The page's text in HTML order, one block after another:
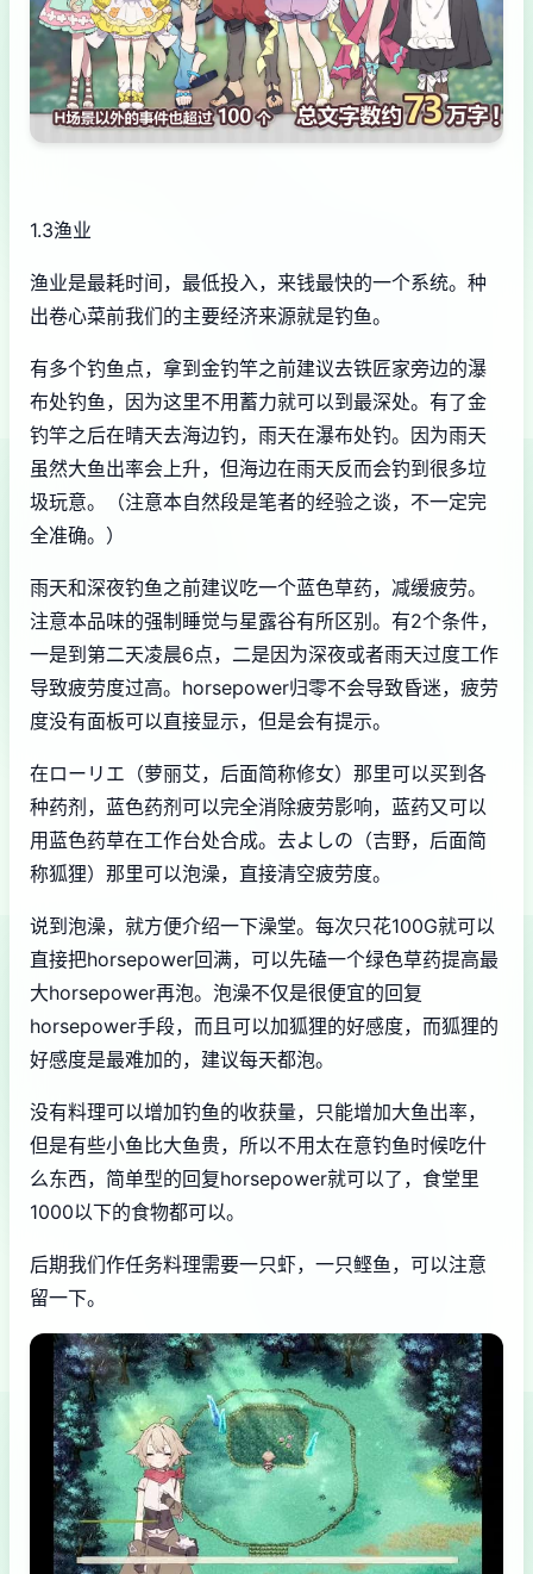
1.3渔业
渔业是最耗时间，最低投入，来钱最快的一个系统。种
出卷心菜前我们的主要经济来源就是钓鱼。
有多个钓鱼点，拿到金钓竿之前建议去铁匠家旁边的瀑
布处钓鱼，因为这里不用蓄力就可以到最深处。有了金
钓竿之后在晴天去海边钓，雨天在瀑布处钓。因为雨天
虽然大鱼出率会上升，但海边在雨天反而会钓到很多垃
圾玩意。（注意本自然段是笔者的经验之谈，不一定完
全准确。）
雨天和深夜钓鱼之前建议吃一个蓝色草药，减缓疲劳。
注意本品味的强制睡觉与星露谷有所区别。有2个条件，
一是到第二天凌晨6点，二是因为深夜或者雨天过度工作
导致疲劳度过高。horsepower归零不会导致昏迷，疲劳
度没有面板可以直接显示，但是会有提示。
在ローリエ（萝丽艾，后面简称修女）那里可以买到各
种药剂，蓝色药剂可以完全消除疲劳影响，蓝药又可以
用蓝色药草在工作台处合成。去よしの（吉野，后面简
称狐狸）那里可以泡澡，直接清空疲劳度。
说到泡澡，就方便介绍一下澡堂。每次只花100G就可以
直接把horsepower回满，可以先磕一个绿色草药提高最
大horsepower再泡。泡澡不仅是很便宜的回复
horsepower手段，而且可以加狐狸的好感度，而狐狸的
好感度是最难加的，建议每天都泡。
没有料理可以增加钓鱼的收获量，只能增加大鱼出率，
但是有些小鱼比大鱼贵，所以不用太在意钓鱼时候吃什
么东西，简单型的回复horsepower就可以了，食堂里
1000以下的食物都可以。
后期我们作任务料理需要一只虾，一只鲣鱼，可以注意
留一下。